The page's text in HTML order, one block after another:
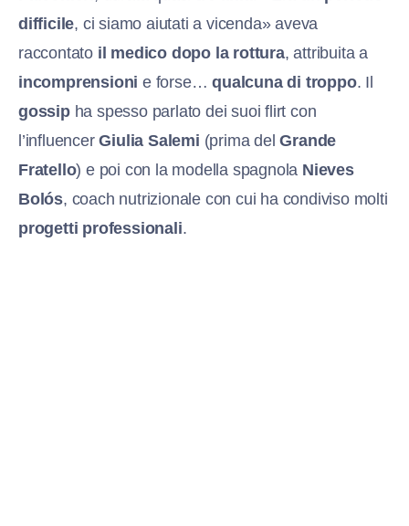
difficile, ci siamo aiutati a vicenda» aveva
raccontato il medico dopo la rottura, attribuita a
incomprensioni e forse…qualcuna di troppo. Il
gossip ha spesso parlato dei suoi flirt con
l’influencerGiulia Salemi (prima delGrande
Fratello) e poi con la modella spagnola Nieves
Bolós, coach nutrizionale con cui ha condiviso molti
progetti professionali.